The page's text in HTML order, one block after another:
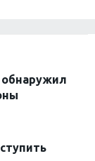
обнаружил